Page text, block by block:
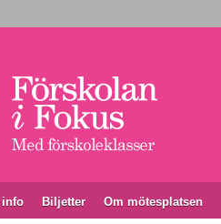
info Biljetter Om mötesplatsen